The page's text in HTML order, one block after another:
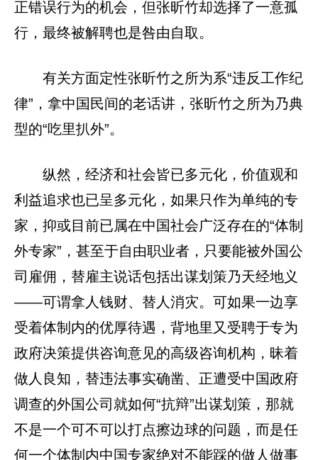
正错误行为的机会，但张昕竹却选择了一意孤
行，最终被解聘也是咎由自取。
有关方面定性张昕竹之所为系“违反工作纪
律”，拿中国民间的老话讲，张昕竹之所为乃典
型的“吃里扒外”。
纵然，经济和社会皆已多元化，价值观和
利益追求也已呈多元化，如果只作为单纯的专
家，抑或目前已属在中国社会广泛存在的“体制
外专家”，甚至于自由职业者，只要能被外国公
司雇佣，替雇主说话包括出谋划策乃天经地义
——可谓拿人钱财、替人消灾。可如果一边享
受着体制内的优厚待遇，背地里又受聘于专为
政府决策提供咨询意见的高级咨询机构，昧着
做人良知，替违法事实确凿、正遭受中国政府
调查的外国公司就如何“抗辩”出谋划策，那就
不是一个可不可以打点擦边球的问题，而是任
何一个体制内中国专家绝对不能踩的做人做事